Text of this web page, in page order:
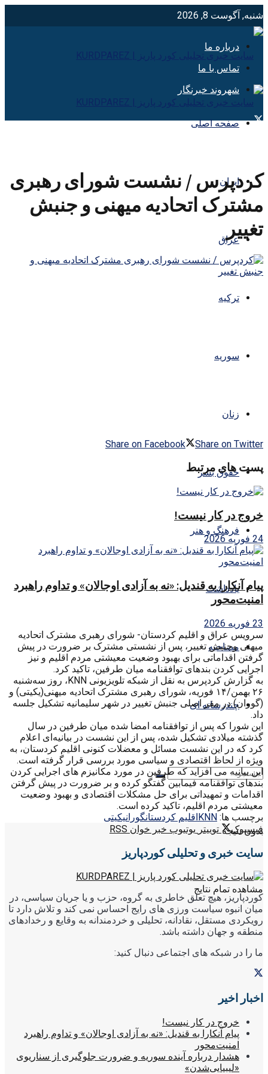
شنبه, آگوست 8, 2026
درباره ما
تماس با ما
شهروند خبرنگار
صفحه اصلی
ایران
عراق
ترکیه
سوریه
زنان
حقوق بشر
فرهنگ و هنر
یادداشت
مصاحبه
چندرسانه ای
بدون نتیجه
مشاهده تمام نتایج
کردپرس / نشست شورای رهبری
مشترک اتحادیه‌ میهنی و جنبش
تغییر
Share on Facebook Share on Twitter
پست های مرتبط
خروج در کار نیست!
24 فوریه 2026
پیام آنکارا به قندیل: «نه به آزادی اوجالان» و تداوم راهبرد
امنیت‌محور
23 فوریه 2026
سرویس عراق و اقلیم کردستان- شورای رهبری مشترک اتحادیه‌
میهنی وجنبش تغییر، پس از نشستی مشترک بر ضرورت در پیش
گرفتن اقداماتی برای بهبود وضعیت معیشتی مردم اقلیم و نیز
اجرایی کردن بندهای توافقنامه‌ میان طرفین، تاکید کرد.
به‌ گزارش کردپرس به‌ نقل از شبکه‌ تلویزیونی KNN، روز سه‌شنبه‌
۲۶ بهمن/۱۴ فوریه‌، شورای رهبری مشترک اتحادیه‌ میهنی(یکیتی) و
(گوران) در مقر اصلی جنبش تغییر در شهر سلیمانیه‌ تشکیل جلسه‌
داد.
این شورا که‌ پس از توافقنامه‌ امضا شده‌ میان طرفین در سال
گذشته‌ میلادی تشکیل شده‌، پس از این نشست در بیانیه‌ای اعلام
کرد که‌ در این نشست مسائل و معضلات کنونی اقلیم کردستان، به‌
ویژه‌ از لحاظ اقتصادی و سیاسی مورد بررسی قرار گرفته‌ است.
این بیانیه‌ می افزاید که‌ طرفین در مورد مکانیزم های اجرایی کردن
بندهای توافقنامه‌ فیمابین گفتگو کرده‌ و بر ضرورت در پیش گرفتن
اقدامات و تمهیداتی برای حل مشکلات اقتصادی و بهبود وضعیت
معیشتی مردم اقلیم، تاکید کرده‌ است.
برچسب ها: KNNاقلیم کردستانگورانیکیتی
فیسبوک
توییتر یوتیوب خبر خوان RSS
سایت خبری و تحلیلی کوردپاریز
کوردپاریز، هیچ تعلق خاطری به گروه، حزب و یا جریان سیاسی، در
میان انبوه سیاست ورزی های رایج احساس نمی کند و تلاش دارد تا
رویکردی مستقل، نقادانه، تحلیلی و خردمندانه به وقایع و رخدادهای
منطقه و جهان داشته باشد.
ما را در شبکه های اجتماعی دنبال کنید:
اخبار اخیر
خروج در کار نیست!
پیام آنکارا به قندیل: «نه به آزادی اوجالان» و تداوم راهبرد
امنیت‌محور
هشدار درباره آینده سوریه و ضرورت جلوگیری از سناریوی
«لیبیایی‌شدن»